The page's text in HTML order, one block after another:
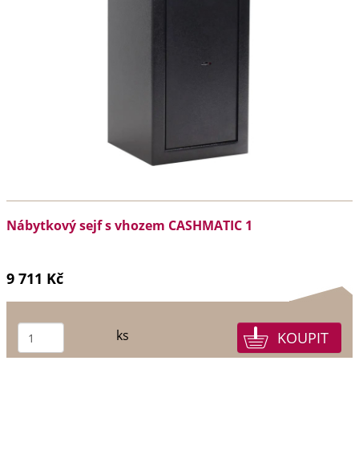
Nábytkový sejf s vhozem CASHMATIC 1
9 711 Kč
ks